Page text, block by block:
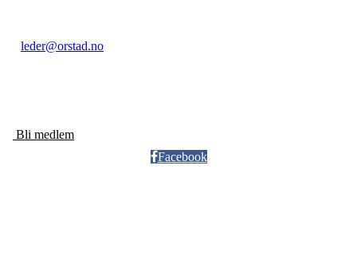
leder@orstad.no
Bli medlem
Facebook